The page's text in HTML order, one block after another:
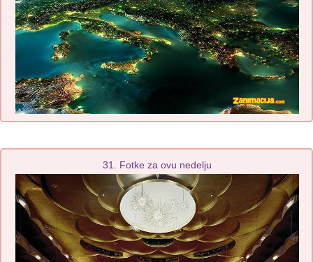
31. Fotke za ovu nedelju